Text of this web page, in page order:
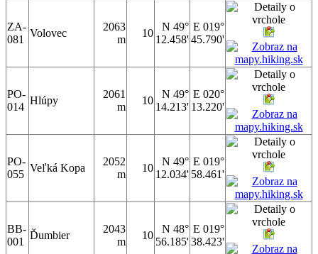
ZA-
081
Volovec
2063
m
10
N 49°
12.458'
E 019°
45.790'
PO-
014
Hlúpy
2061
m
10
N 49°
14.213'
E 020°
13.220'
PO-
055
Veľká Kopa
2052
m
10
N 49°
12.034'
E 019°
58.461'
BB-
001
Ďumbier
2043
m
10
N 48°
56.185'
E 019°
38.423'